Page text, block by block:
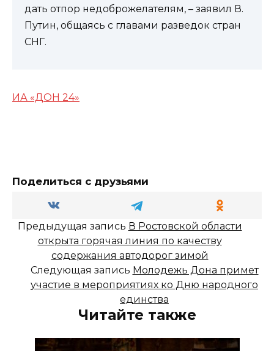
дать отпор недоброжелателям, – заявил В.
Путин, общаясь с главами разведок стран
СНГ.
ИА «ДОН 24»
Поделиться с друзьями
Предыдущая запись В Ростовской области
открыта горячая линия по качеству
содержания автодорог зимой
Следующая запись Молодежь Дона примет
участие в мероприятиях ко Дню народного
единства
Читайте также